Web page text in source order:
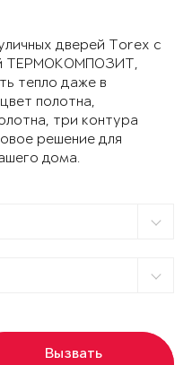
дверей Torex с
ТЕРМОКОМПОЗИТ,
тепло даже в
полотна,
три контура
решение для
дома.
Вызвать